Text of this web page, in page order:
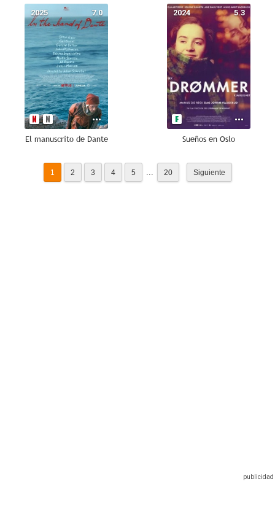
7.0
2025
El manuscrito de Dante
5.3
2024
Sueños en Oslo
1 2 3 4 5 ... 20 Siguiente